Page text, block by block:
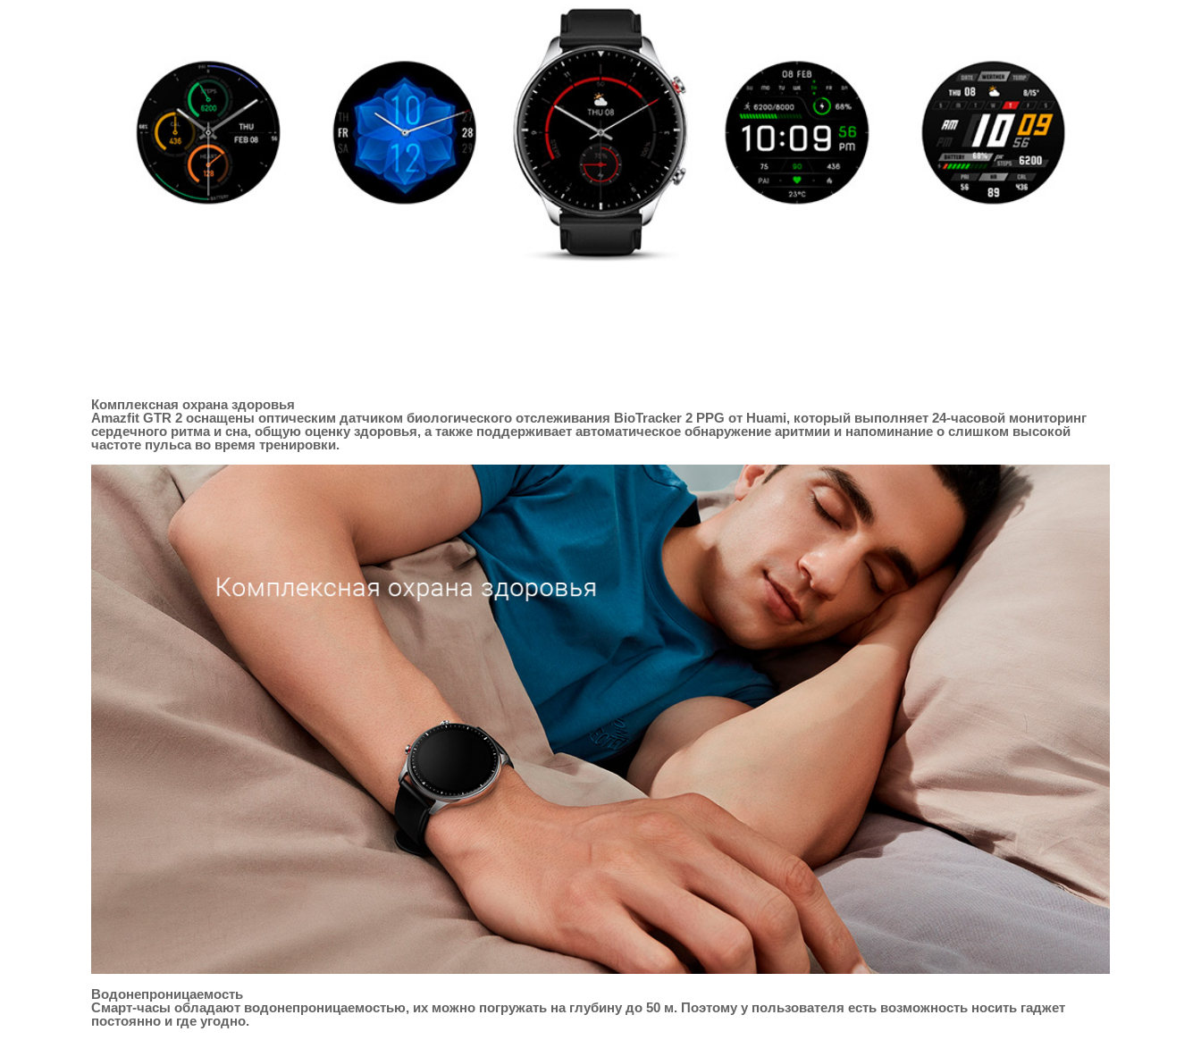
Комплексная охрана здоровья
Amazfit GTR 2 оснащены оптическим датчиком биологического отслеживания BioTracker 2 PPG от Huami, который выполняет 24-часовой мониторинг
сердечного ритма и сна, общую оценку здоровья, а также поддерживает автоматическое обнаружение аритмии и напоминание о слишком высокой
частоте пульса во время тренировки.
Водонепроницаемость
Смарт-часы обладают водонепроницаемостью, их можно погружать на глубину до 50 м. Поэтому у пользователя есть возможность носить гаджет
постоянно и где угодно.